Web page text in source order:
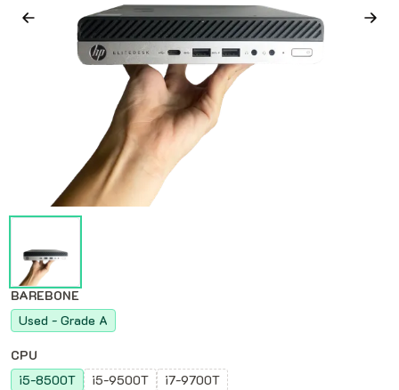
BAREBONE
Used - Grade A
CPU
i5-8500T
i5-9500T i7-9700T